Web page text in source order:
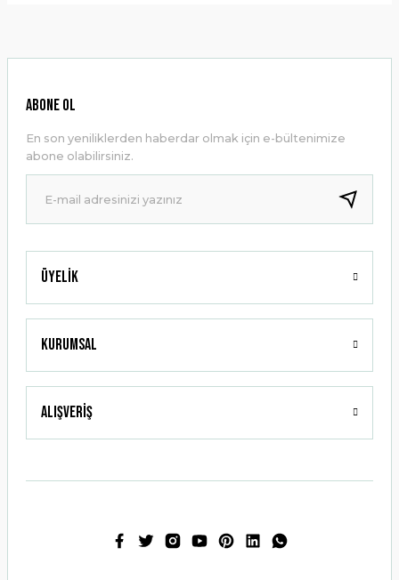
Ürün resmi kalitesiz, bozuk veya görüntülenemiyor.
Ürün bilgilerinde hatalar bulunuyor.
Ürün fiyatı diğer sitelerden daha pahalı.
Bu ürüne benzer farklı alternatifler olmalı.
Gönder
Üyelik
Kurumsal
Alışveriş
ABONE OL
En son yeniliklerden haberdar olmak için e-bültenimize
abone olabilirsiniz.